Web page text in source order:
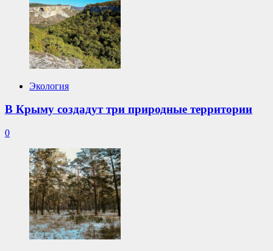
Экология
В Крыму создадут три природные территории
0